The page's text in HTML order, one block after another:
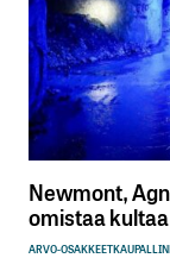
Newmont,
omistaa kultaa
ARVO-OSAKKEET